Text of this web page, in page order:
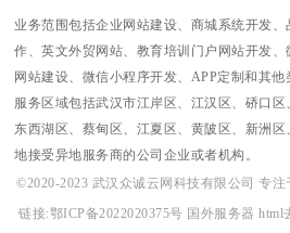
业务范围包括企业网站建设、商城系统开发、
作、英文外贸网站、教育培训门户网站开发
网站建设、微信小程序开发、APP定制和其他
服务区域包括武汉市江岸区、江汉区、硚口区
东西湖区、蔡甸区、江夏区、黄陂区、新洲
地接受异地服务商的公司企业或者机构。
©2020-2023 武汉众诚云网科技有限公司 专
链接:鄂ICP备2022020375号 国外服务器html